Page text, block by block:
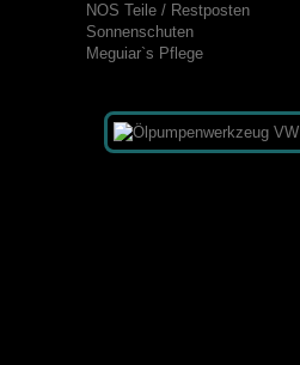
NOS Teile / Restposten
Sonnenschuten
Meguiar`s Pflege